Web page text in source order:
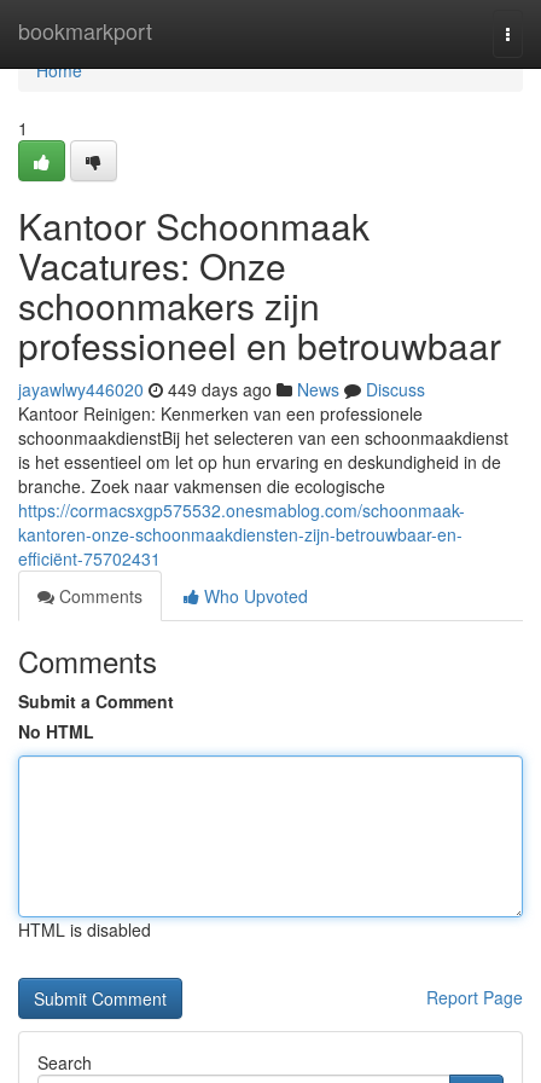
bookmarkport
Home
Home
1
Kantoor Schoonmaak
Vacatures: Onze
schoonmakers zijn
professioneel en betrouwbaar
jayawlwy446020 449 days ago News
Discuss
Kantoor Reinigen: Kenmerken van een professionele
schoonmaakdienstBij het selecteren van een schoonmaakdienst
is het essentieel om let op hun ervaring en deskundigheid in de
branche. Zoek naar vakmensen die ecologische
https://cormacsxgp575532.onesmablog.com/schoonmaak-
kantoren-onze-schoonmaakdiensten-zijn-betrouwbaar-en-
efficiënt-75702431
Comments
Who Upvoted
Comments
Submit a Comment
No HTML
HTML is disabled
Report Page
Search